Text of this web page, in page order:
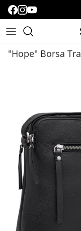
"Hope" Borsa